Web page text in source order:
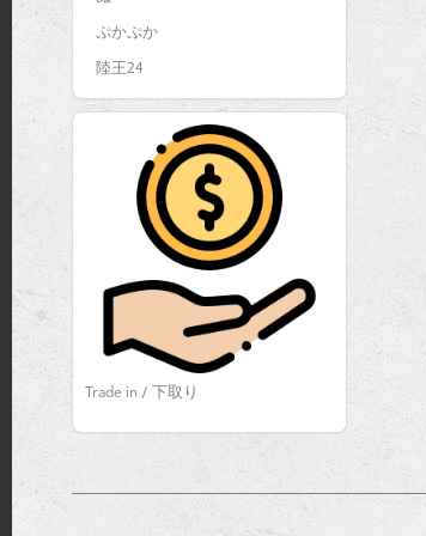
ぷかぷか
陸王24
Trade in / 下取り